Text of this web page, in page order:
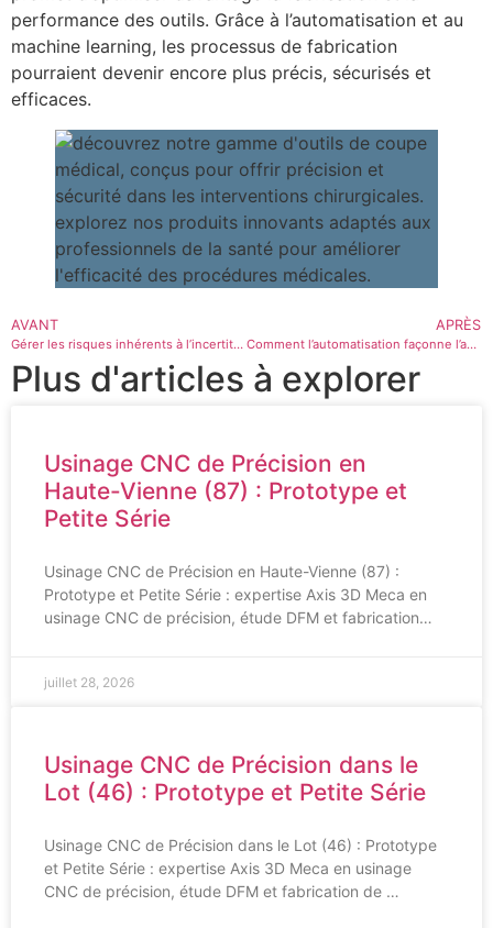
performance des outils. Grâce à l’automatisation et au
machine learning, les processus de fabrication
pourraient devenir encore plus précis, sécurisés et
efficaces.
AVANT
Gérer les risques inhérents à l’incertitude en 2025
APRÈS
Comment l’automatisation façonne l’avenir du travail administratif
Plus d'articles à explorer
Usinage CNC de Précision en
Haute-Vienne (87) : Prototype et
Petite Série
Usinage CNC de Précision en Haute-Vienne (87) :
Prototype et Petite Série : expertise Axis 3D Meca en
usinage CNC de précision, étude DFM et fabrication…
juillet 28, 2026
Usinage CNC de Précision dans le
Lot (46) : Prototype et Petite Série
Usinage CNC de Précision dans le Lot (46) : Prototype
et Petite Série : expertise Axis 3D Meca en usinage
CNC de précision, étude DFM et fabrication de …